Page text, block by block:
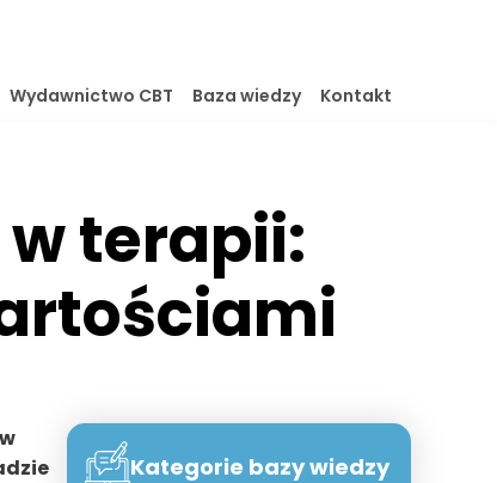
Wydawnictwo CBT Baza wiedzy Kontakt
terapii:
Kategorie bazy wiedzy